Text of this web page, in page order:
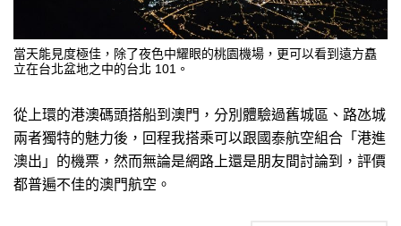
當天能見度極佳，除了夜色中耀眼的桃園機場，更可以看到遠方矗
立在台北盆地之中的台北 101。
從上環的港澳碼頭搭船到澳門，分別體驗過舊城區、路氹城
兩者獨特的魅力後，回程我搭乘可以跟國泰航空組合「港進
澳出」的機票，然而無論是網路上還是朋友間討論到，評價
都普遍不佳的澳門航空。